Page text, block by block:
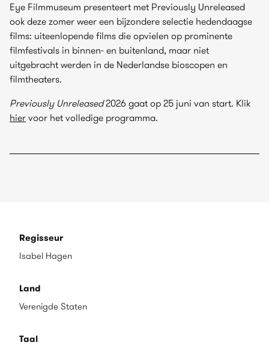
Eye Filmmuseum presenteert met Previously Unreleased
ook deze zomer weer een bijzondere selectie hedendaagse
films: uiteenlopende films die opvielen op prominente
filmfestivals in binnen- en buitenland, maar niet
uitgebracht werden in de Nederlandse bioscopen en
filmtheaters.
Previously Unreleased2026 gaat op 25 juni van start. Klik
hier voor het volledige programma.
Regisseur
Isabel Hagen
Land
Verenigde Staten
Taal